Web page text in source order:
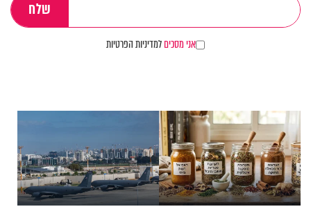
אני מסכיםלמדיניות הפרטיות